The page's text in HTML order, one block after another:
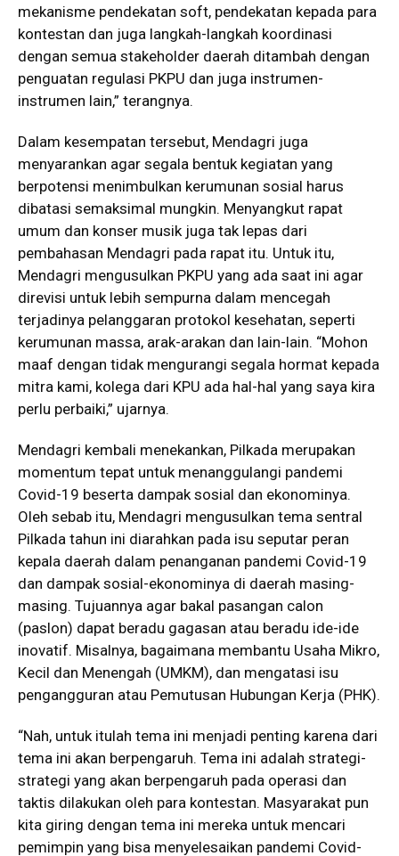
mekanisme pendekatan soft, pendekatan kepada para
kontestan dan juga langkah-langkah koordinasi
dengan semua stakeholder daerah ditambah dengan
penguatan regulasi PKPU dan juga instrumen-
instrumen lain,” terangnya.
Dalam kesempatan tersebut, Mendagri juga
menyarankan agar segala bentuk kegiatan yang
berpotensi menimbulkan kerumunan sosial harus
dibatasi semaksimal mungkin. Menyangkut rapat
umum dan konser musik juga tak lepas dari
pembahasan Mendagri pada rapat itu. Untuk itu,
Mendagri mengusulkan PKPU yang ada saat ini agar
direvisi untuk lebih sempurna dalam mencegah
terjadinya pelanggaran protokol kesehatan, seperti
kerumunan massa, arak-arakan dan lain-lain. “Mohon
maaf dengan tidak mengurangi segala hormat kepada
mitra kami, kolega dari KPU ada hal-hal yang saya kira
perlu perbaiki,” ujarnya.
Mendagri kembali menekankan, Pilkada merupakan
momentum tepat untuk menanggulangi pandemi
Covid-19 beserta dampak sosial dan ekonominya.
Oleh sebab itu, Mendagri mengusulkan tema sentral
Pilkada tahun ini diarahkan pada isu seputar peran
kepala daerah dalam penanganan pandemi Covid-19
dan dampak sosial-ekonominya di daerah masing-
masing. Tujuannya agar bakal pasangan calon
(paslon) dapat beradu gagasan atau beradu ide-ide
inovatif. Misalnya, bagaimana membantu Usaha Mikro,
Kecil dan Menengah (UMKM), dan mengatasi isu
pengangguran atau Pemutusan Hubungan Kerja (PHK).
“Nah, untuk itulah tema ini menjadi penting karena dari
tema ini akan berpengaruh. Tema ini adalah strategi-
strategi yang akan berpengaruh pada operasi dan
taktis dilakukan oleh para kontestan. Masyarakat pun
kita giring dengan tema ini mereka untuk mencari
pemimpin yang bisa menyelesaikan pandemi Covid-